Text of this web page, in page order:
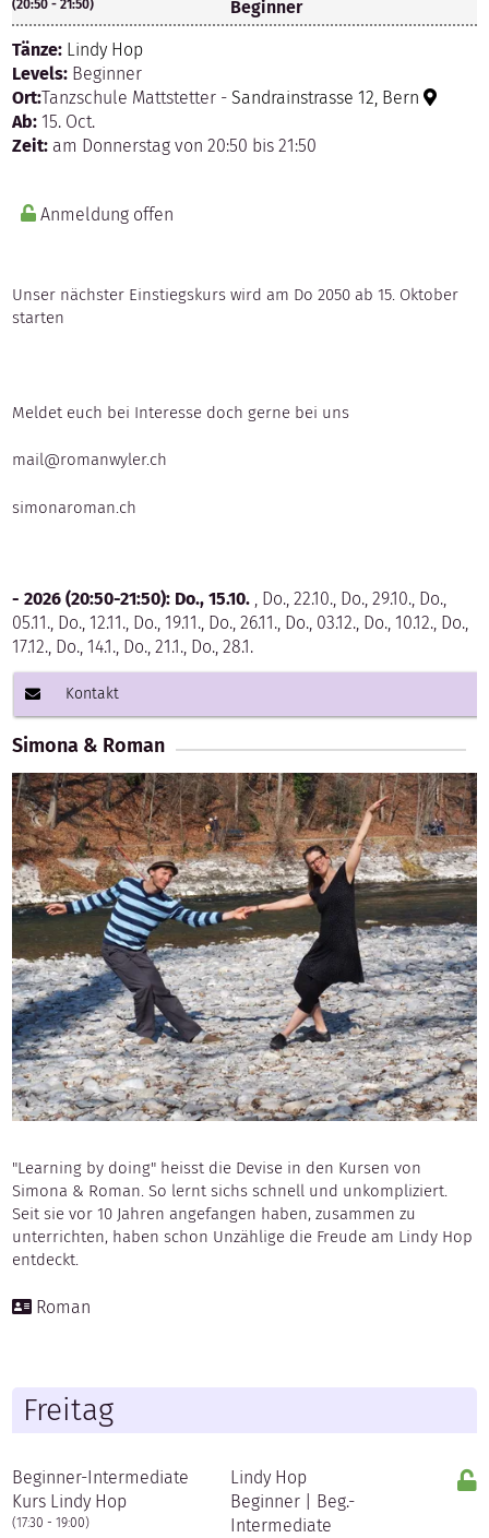
(20:50 - 21:50) Beginner
Tänze: Lindy Hop
Levels: Beginner
Ort:Tanzschule Mattstetter -Sandrainstrasse 12, Bern
Ab:15. Oct.
Zeit: am Donnerstag von 20:50 bis 21:50
Anmeldung offen
Unser nächster Einstiegskurs wird am Do 2050 ab 15. Oktober
starten
Meldet euch bei Interesse doch gerne bei uns
mail@romanwyler.ch
simonaroman.ch
- 2026 (20:50-21:50): Do., 15.10. , Do., 22.10., Do., 29.10., Do.,
05.11., Do., 12.11., Do., 19.11., Do., 26.11., Do., 03.12., Do., 10.12., Do.,
17.12., Do., 14.1., Do., 21.1., Do., 28.1.
Kontakt
Simona & Roman
"Learning by doing" heisst die Devise in den Kursen von
Simona & Roman. So lernt sichs schnell und unkompliziert.
Seit sie vor 10 Jahren angefangen haben, zusammen zu
unterrichten, haben schon Unzählige die Freude am Lindy Hop
entdeckt.
Roman
Freitag
Beginner-Intermediate
Kurs Lindy Hop
(17:30 - 19:00)
Lindy Hop
Beginner | Beg.-
Intermediate